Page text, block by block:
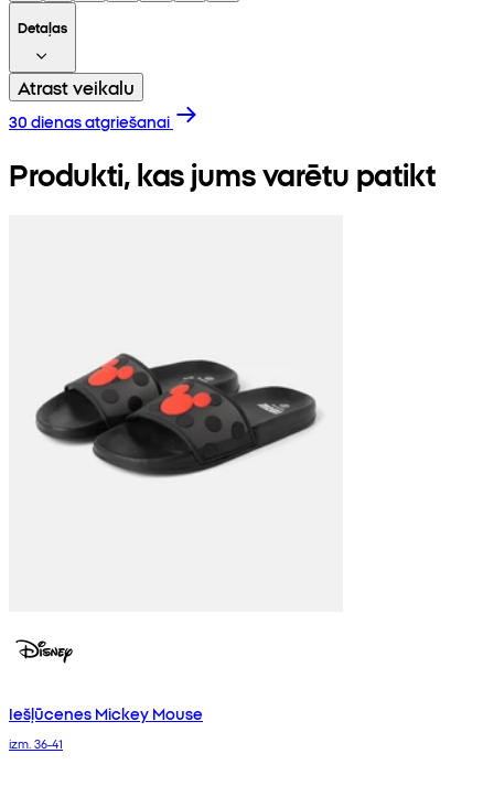
Detaļas
Atrast veikalu
30 dienas atgriešanai
Produkti, kas jums varētu patikt
Iešļūcenes Mickey Mouse
izm. 36-41